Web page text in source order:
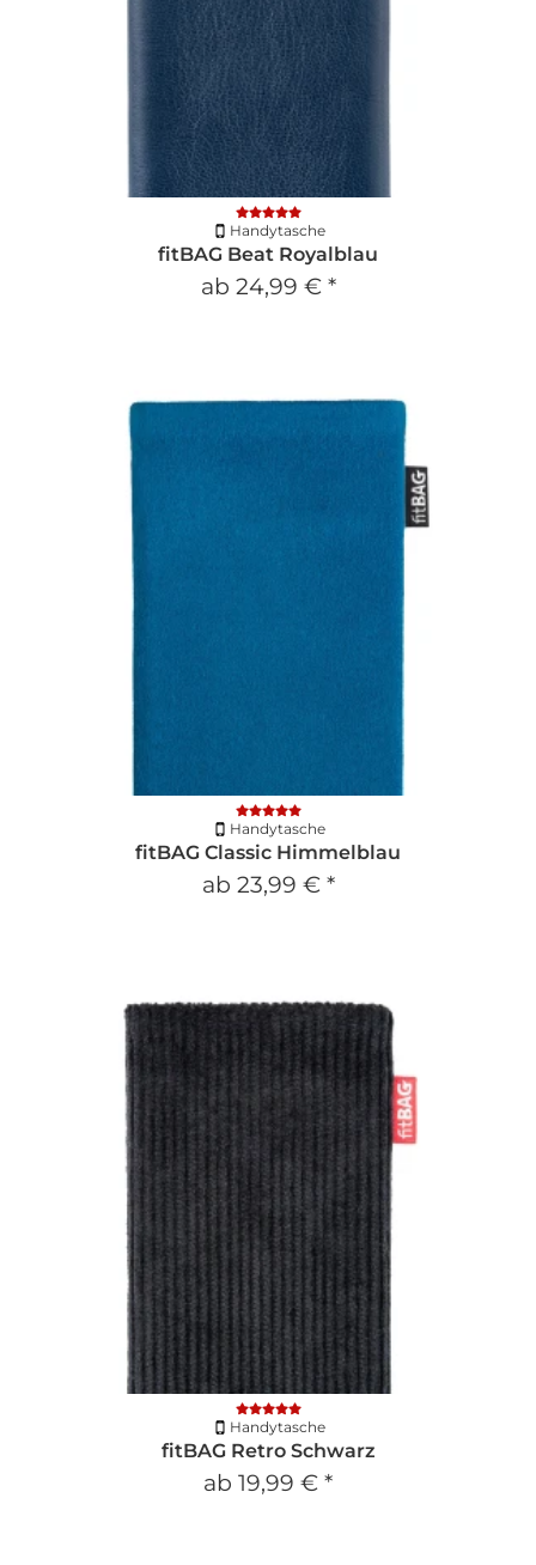
Handytasche
fitBAG Beat Royalblau
ab 24,99 € *
Handytasche
fitBAG Classic Himmelblau
ab 23,99 € *
Handytasche
fitBAG Retro Schwarz
ab 19,99 € *